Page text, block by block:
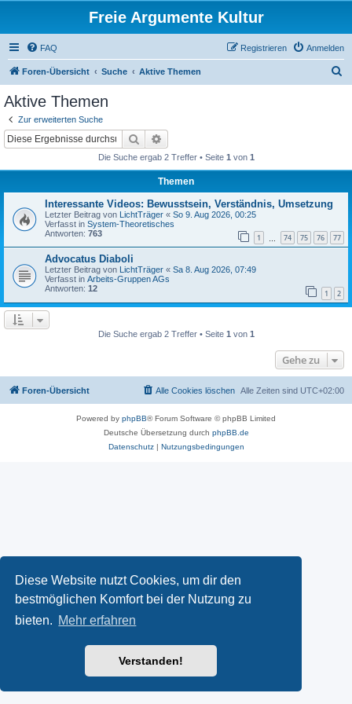
Diese Website nutzt Cookies, um dir den
bestmöglichen Komfort bei der Nutzung zu
bieten. Mehr erfahren
Verstanden!
Freie Argumente Kultur
FAQ Anmelden
Registrieren
Foren-Übersicht Suche Aktive Themen
Aktive Themen
Zur erweiterten Suche
Suche
Die Suche ergab 2 Treffer • Seite 1 von 1
Themen
Interessante Videos: Bewusstsein, Verständnis, Umsetzung
Letzter Beitrag von LichtTräger « So 9. Aug 2026, 00:25
Verfasst in System-Theoretisches
Antworten: 763 1 74 75 76 77
Advocatus Diaboli
Letzter Beitrag von LichtTräger « Sa 8. Aug 2026, 07:49
Verfasst in Arbeits-Gruppen AGs
Antworten: 12 1 2
Die Suche ergab 2 Treffer • Seite 1 von 1
Gehe zu
Foren-Übersicht Alle Zeiten sind UTC+02:00
Alle Cookies löschen
Powered by phpBB® Forum Software © phpBB Limited
Deutsche Übersetzung durch phpBB.de
Datenschutz| Nutzungsbedingungen